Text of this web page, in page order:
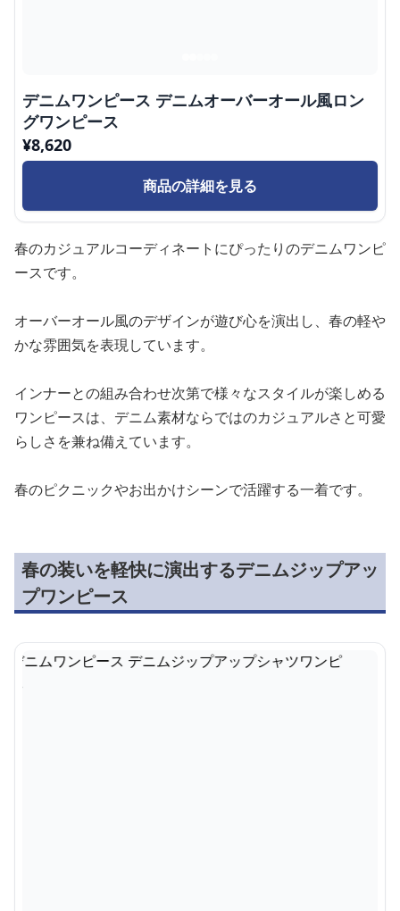
デニムワンピース デニムオーバーオール風ロン
グワンピース
¥8,620
商品の詳細を見る
春のカジュアルコーディネートにぴったりのデニムワンピ
ースです。
オーバーオール風のデザインが遊び心を演出し、春の軽や
かな雰囲気を表現しています。
インナーとの組み合わせ次第で様々なスタイルが楽しめる
ワンピースは、デニム素材ならではのカジュアルさと可愛
らしさを兼ね備えています。
春のピクニックやお出かけシーンで活躍する一着です。
春の装いを軽快に演出するデニムジップアッ
プワンピース